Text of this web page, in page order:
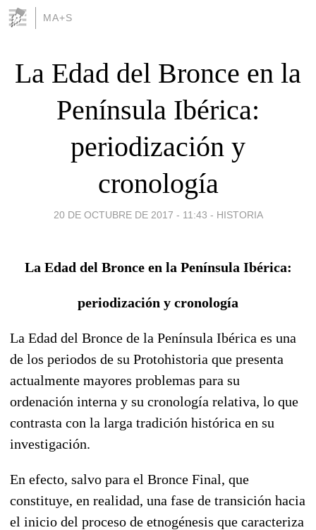
MA+S
La Edad del Bronce en la
Península Ibérica:
periodización y
cronología
20 DE OCTUBRE DE 2017 - 11:43 - HISTORIA
La Edad del Bronce en la Península Ibérica:
periodización y cronología
La Edad del Bronce de la Península Ibérica es una
de los periodos de su Protohistoria que presenta
actualmente mayores problemas para su
ordenación interna y su cronología relativa, lo que
contrasta con la larga tradición histórica en su
investigación.
En efecto, salvo para el Bronce Final, que
constituye, en realidad, una fase de transición hacia
el inicio del proceso de etnogénesis que caracteriza